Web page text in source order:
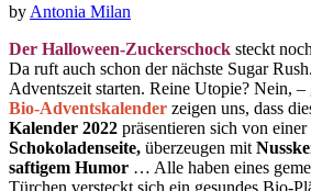
by Antonia Milan
Der Halloween-Zuckerschock steckt
Da ruft auch schon der nächste Sugar
Adventszeit starten. Reine Utopie? Nein,
Bio-Adventskalender zeigen uns, dass
Kalender 2022 präsentieren sich von einer
Schokoladenseite, überzeugen mit
saftigem Humor … Alle haben eines
Türchen versteckt sich ein gesundes Bio-